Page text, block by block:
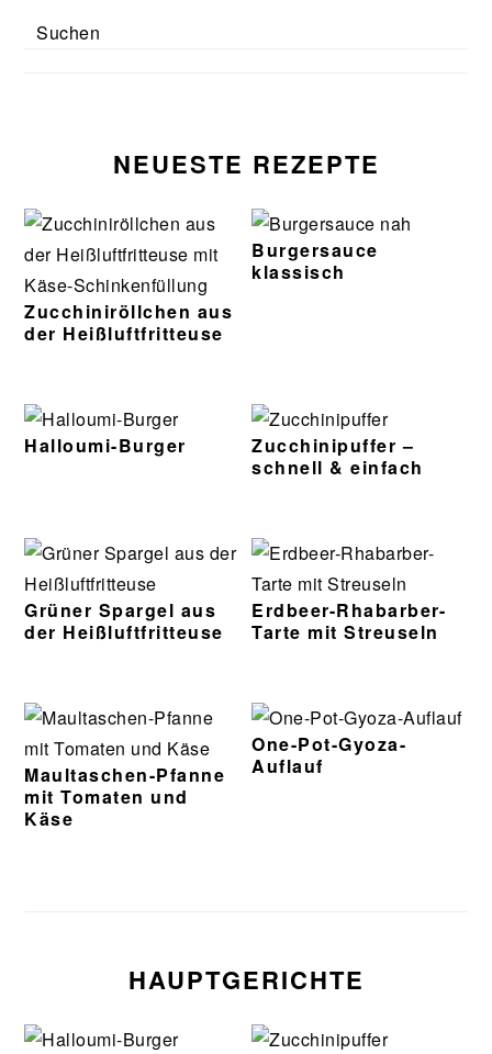
Search
NEUESTE REZEPTE
Zucchiniröllchen aus
der Heißluftfritteuse
Burgersauce
klassisch
Halloumi-Burger
Zucchinipuffer –
schnell & einfach
Grüner Spargel aus
der Heißluftfritteuse
Erdbeer-Rhabarber-
Tarte mit Streuseln
Maultaschen-Pfanne
mit Tomaten und
Käse
One-Pot-Gyoza-
Auflauf
HAUPTGERICHTE